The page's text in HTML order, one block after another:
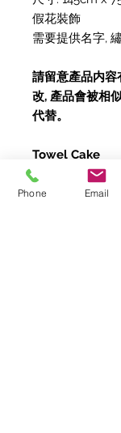
假花裝飾
需要提供名字,
請留意產品内
改, 產品會被相
代替。
Towel Cake
LOFTEX
US
Size: 145cm x 75
Phone Email